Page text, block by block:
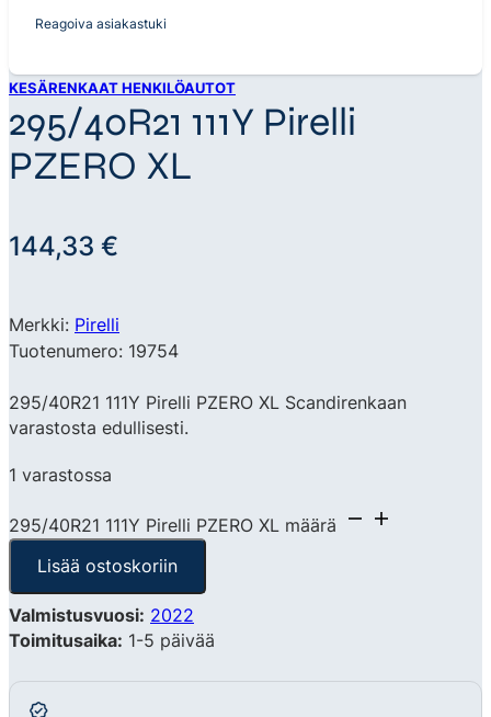
Reagoiva asiakastuki
KESÄRENKAAT HENKILÖAUTOT
295/40R21 111Y Pirelli
PZERO XL
144,33 €
Merkki: Pirelli
Tuotenumero: 19754
295/40R21 111Y Pirelli PZERO XL Scandirenkaan
varastosta edullisesti.
1 varastossa
295/40R21 111Y Pirelli PZERO XL määrä
Lisää ostoskoriin
Valmistusvuosi: 2022
Toimitusaika: 1-5 päivää